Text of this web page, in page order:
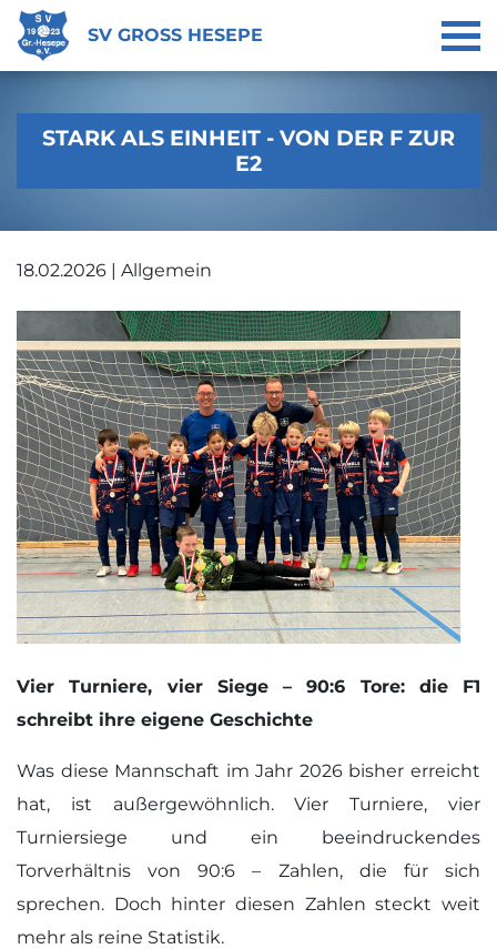
SV GROSS HESEPE
STARK ALS EINHEIT - VON DER F ZUR
E2
18.02.2026 | Allgemein
Vier Turniere, vier Siege – 90:6 Tore: die F1
schreibt ihre eigene Geschichte
Was diese Mannschaft im Jahr 2026 bisher erreicht
hat, ist außergewöhnlich. Vier Turniere, vier
Turniersiege und ein beeindruckendes
Torverhältnis von 90:6 – Zahlen, die für sich
sprechen. Doch hinter diesen Zahlen steckt weit
mehr als reine Statistik.